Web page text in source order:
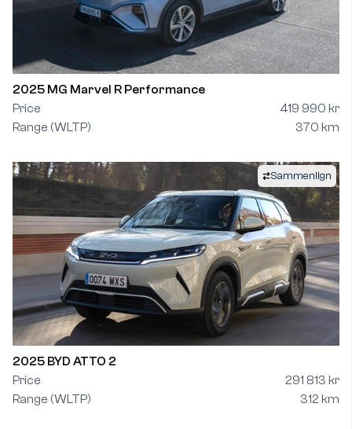
2025 MG Marvel R Performance
Price
419 990 kr
Range (WLTP)
370 km
Sammenlign
2025 BYD ATTO 2
Price
291 813 kr
Range (WLTP)
312 km